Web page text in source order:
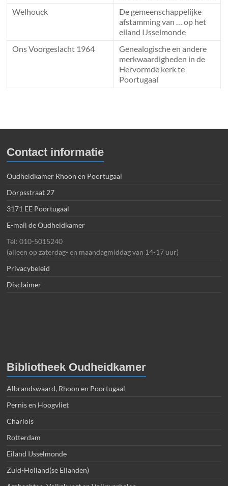
Welhouck
De gemeenschappelijke
afstamming van … op het
eiland IJsselmonde
Ons Voorgeslacht 1964
Genealogische en andere
merkwaardigheden in de
Hervormde kerk te
Poortugaal
Contact informatie
Oudheidkamer Rhoon en Poortugaal
Dorpsstraat 27
3171 EE Poortugaal
E-mail de Oudheidkamer
Tel: 010-5015240
(alleen op zaterdag- en maandagmiddag van 14-17 uur)
Privacybeleid
Disclaimer
Bibliotheek Oudheidkamer
Albrandswaard, Rhoon en Poortugaal
Pernis en Hoogvliet
Charlois
Rotterdam
Eiland IJsselmonde
Zuid-Holland(se Eilanden)